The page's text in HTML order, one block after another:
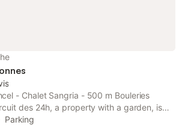
- Chalet Sangria - 500 m Bouleries
des 24h, a property with a garden, is
km from Le Mans Circuit, 6.1 km from Le
Parking